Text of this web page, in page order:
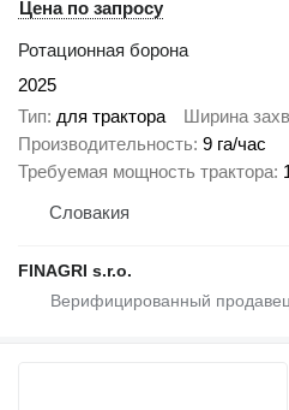
Цена по запросу
Ротационная борона
2025
Тип для трактора Ширина
Производительность 9 га/час
Требуемая мощность трактора
Словакия
FINAGRI s.r.o.